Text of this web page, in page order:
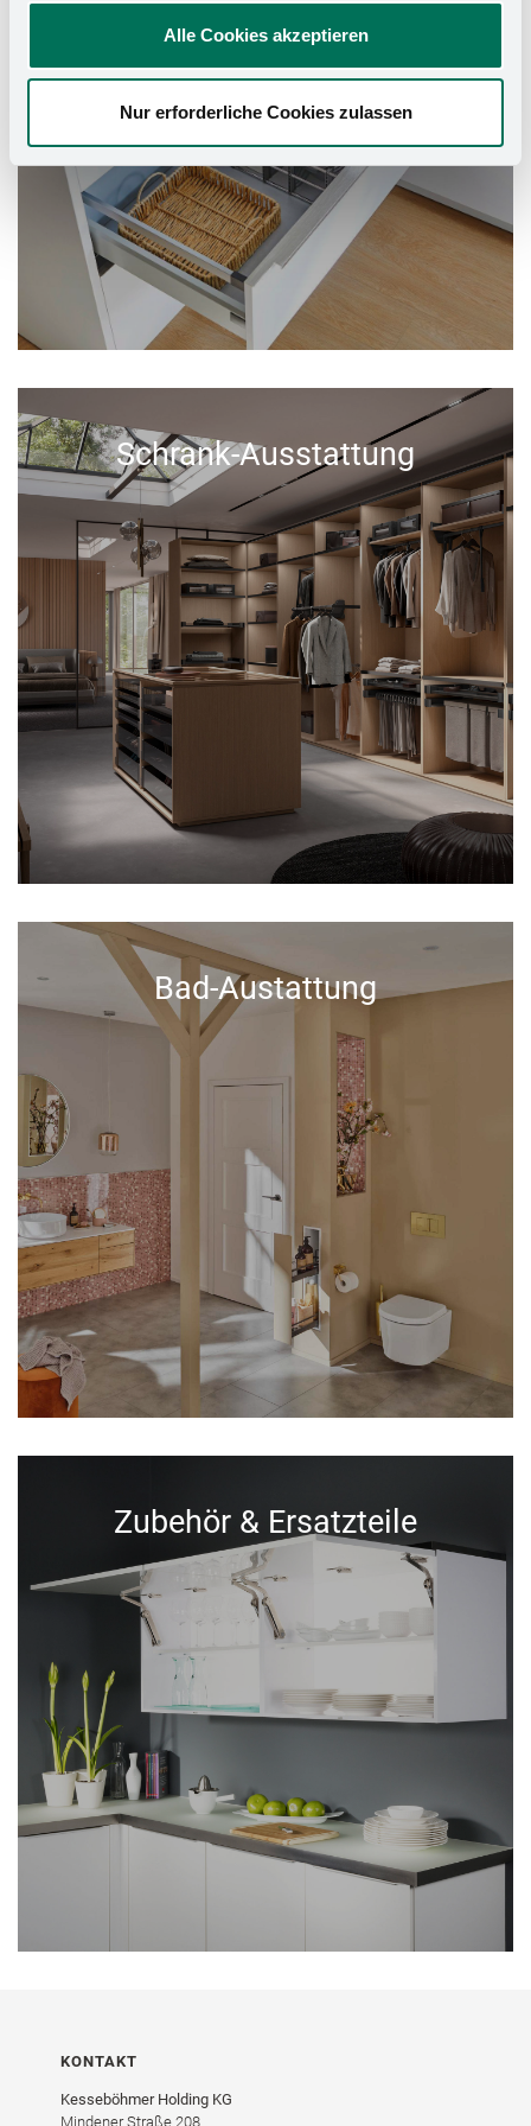
Alle Cookies akzeptieren
Nur erforderliche Cookies zulassen
Schrank-Ausstattung
Bad-Austattung
Zubehör & Ersatzteile
KONTAKT
Kesseböhmer Holding KG
Mindener Straße 208